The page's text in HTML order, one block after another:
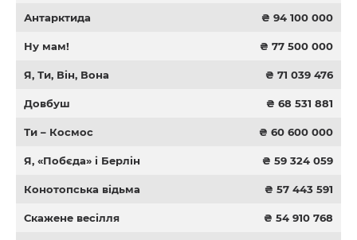
Антарктида ₴ 94 100 000
Ну мам! ₴ 77 500 000
Я, Ти, Він, Вона ₴ 71 039 476
Довбуш ₴ 68 531 881
Ти – Космос ₴ 60 600 000
Я, «Побєда» і Берлін ₴ 59 324 059
Конотопська відьма ₴ 57 443 591
Скажене весілля ₴ 54 910 768